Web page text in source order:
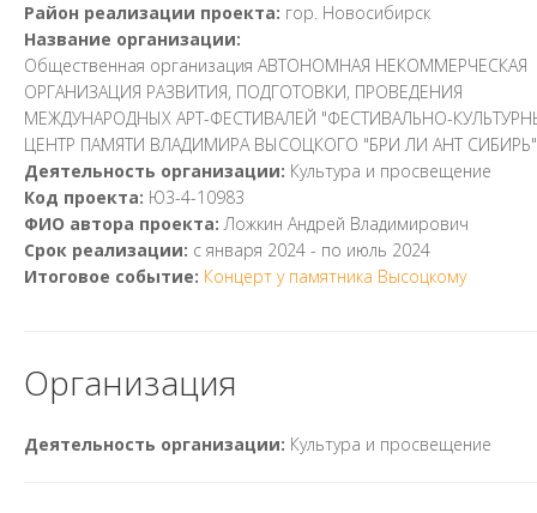
Район реализации проекта: гор. Новосибирск
Название организации:
Общественная организация АВТОНОМНАЯ НЕКОММЕРЧЕСКАЯ
ОРГАНИЗАЦИЯ РАЗВИТИЯ, ПОДГОТОВКИ, ПРОВЕДЕНИЯ
МЕЖДУНАРОДНЫХ АРТ-ФЕСТИВАЛЕЙ "ФЕСТИВАЛЬНО-
ЦЕНТР ПАМЯТИ ВЛАДИМИРА ВЫСОЦКОГО "БРИ ЛИ АНТ СИБИРЬ"
Деятельность организации: Культура и просвещение
Код проекта: Ю3-4-10983
ФИО автора проекта:Ложкин Андрей Владимирович
Срок реализации: с января 2024 - по июль 2024
Итоговое событие: Концерт у памятника Высоцкому
Организация
Деятельность организации: Культура и просвещение